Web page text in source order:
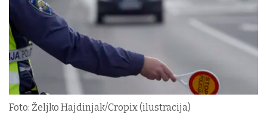
Foto: Željko Hajdinjak/Cropix (ilustracija)